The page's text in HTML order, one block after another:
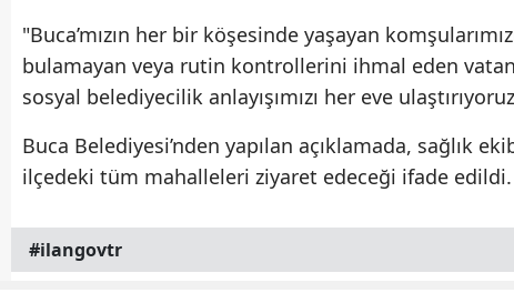
"Buca’mızın her bir köşesinde yaşayan
bulamayan veya rutin kontrollerini ihmal eden
sosyal belediyecilik anlayışımızı her eve
Buca Belediyesi’nden yapılan açıklamada, sağlık
ilçedeki tüm mahalleleri ziyaret edeceği ifade edildi.
#ilangovtr